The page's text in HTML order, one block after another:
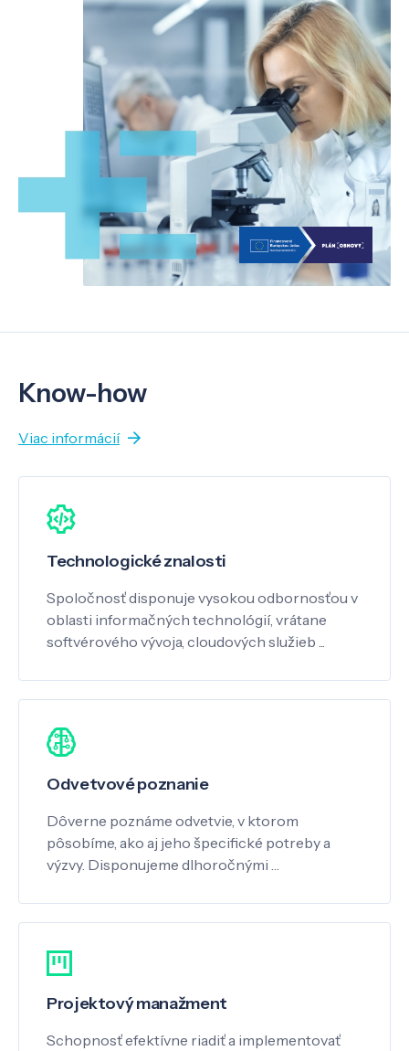
Know-how
Viac informácií
Technologické znalosti
Spoločnosť disponuje vysokou odbornosťou v
oblasti informačných technológií, vrátane
softvérového vývoja, cloudových služieb ...
Odvetvové poznanie
Dôverne poznáme odvetvie, v ktorom
pôsobíme, ako aj jeho špecifické potreby a
výzvy. Disponujeme dlhoročnými …
Projektový manažment
Schopnosť efektívne riadiť a implementovať